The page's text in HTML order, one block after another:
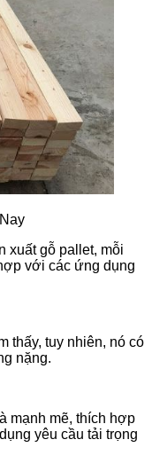
xuất gỗ pallet, mỗi
với các ứng dụng
thấy, tuy nhiên, nó có
nặng.
mạnh mẽ, thích hợp
yêu cầu tải trọng